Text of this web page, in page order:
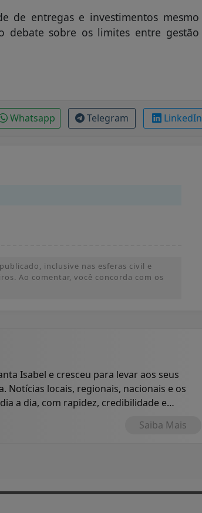
de entregas e investimentos mesmo
debate sobre os limites entre gestão
Whatsapp Telegram LinkedIn
inclusive nas esferas civil e
Ao comentar, você concorda com os
Isabel e cresceu para levar aos seus
locais, regionais, nacionais e os
a dia, com rapidez, credibilidade e
Saiba Mais